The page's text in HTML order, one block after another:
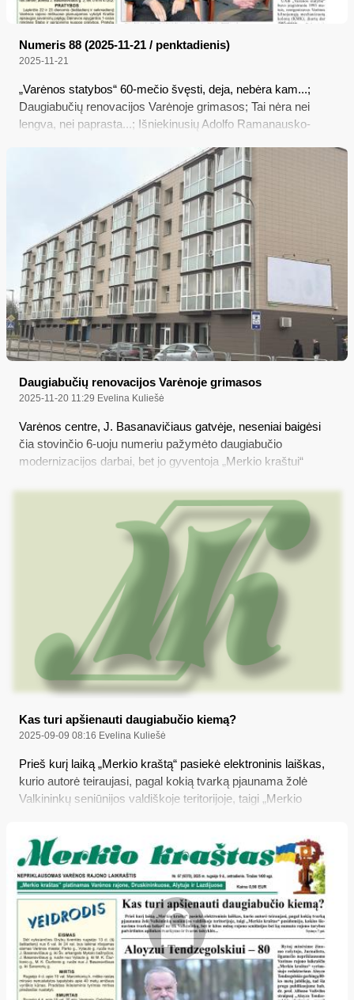
Numeris 88 (2025-11-21 / penktadienis)
2025-11-21
„Varėnos statybos“ 60-mečio švęsti, deja, nebėra kam...;
Daugiabučių renovacijos Varėnoje grimasos; Tai nėra nei
lengva, nei paprasta...; Išniekinusių Adolfo Ramanausko-
Daugiabučių renovacijos Varėnoje grimasos
2025-11-20 11:29 Evelina Kuliešė
Varėnos centre, J. Basanavičiaus gatvėje, neseniai baigėsi
čia stovinčio 6-uoju numeriu pažymėto daugiabučio
modernizacijos darbai, bet jo gyventoja „Merkio kraštui“
langai neatsidaro taip, kaip turėtų...
Kas turi apšienauti daugiabučio kiemą?
2025-09-09 08:16 Evelina Kuliešė
Prieš kurį laiką „Merkio kraštą“ pasiekė elektroninis laiškas,
kurio autorė teiraujasi, pagal kokią tvarką pjaunama žolė
Valkininkų seniūnijos valdiškoje teritorijoje, taigi „Merkio
Valkininkų, bet ir kitos mūsų rajono seniūnijos bei ką numato
rajono tarybos patvirtintos aplinkos tvarkymo ir švaros
taisyklės...